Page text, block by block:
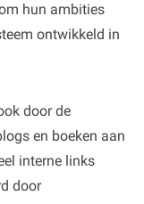
hun ambities
ontwikkeld in
door de
en boeken aan
interne links
door